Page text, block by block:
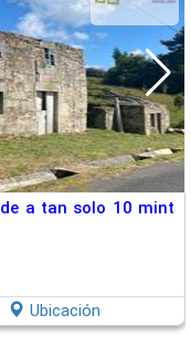
a tan solo 10 mint
Ubicación